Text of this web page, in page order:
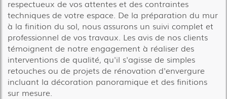
respectueux de vos attentes et des contraintes
techniques de votre espace. De la préparation du mur
à la finition du sol, nous assurons un suivi complet et
professionnel de vos travaux. Les avis de nos clients
témoignent de notre engagement à réaliser des
interventions de qualité, qu'il s'agisse de simples
retouches ou de projets de rénovation d'envergure
incluant la décoration panoramique et des finitions
sur mesure.